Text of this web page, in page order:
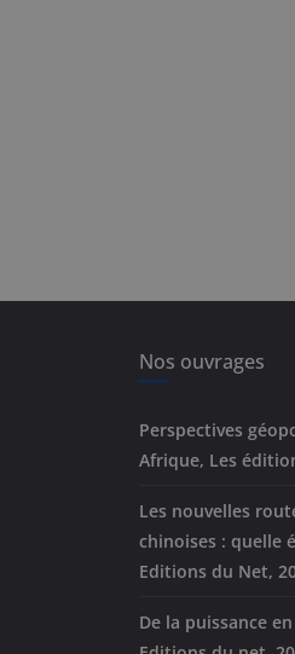
Nos ouvrages
Perspectives
Afrique, Les
Les nouvelles
chinoises : quelle
Editions du Net,
De la puissance